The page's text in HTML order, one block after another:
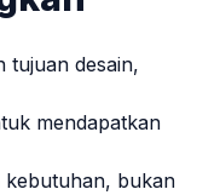
tujuan desain,
mendapatkan
kebutuhan, bukan